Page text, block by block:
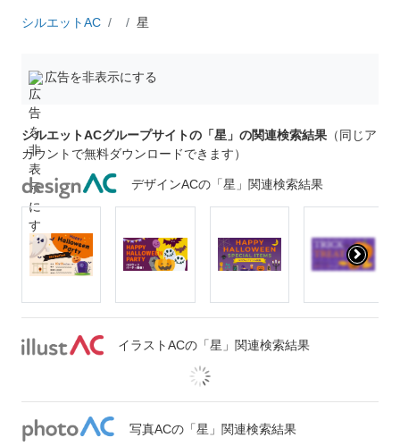
シルエットAC 星
広告を非表示にする
シルエットACグループサイトの「星」の関連検索結果 （同じア
カウントで無料ダウンロードできます）
デザインACの「星」関連検索結果
イラストACの「星」関連検索結果
写真ACの「星」関連検索結果